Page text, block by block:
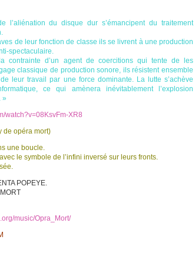
l’aliénation du disque dur s’émancipent du traitement
de leur fonction de classe ils se livrent à une production
spectaculaire.
contrainte d’un agent de coercitions qui tente de les
classique de production sonore, ils résistent ensemble
leur travail par une force dominante. La lutte s’achève
ce qui amènera inévitablement l’explosion
»
watch?v=08KsvFm-XR8
de opéra mort)
une boucle.
le symbole de l’infini inversé sur leurs fronts.
POPEYE.
music/Opra_Mort/